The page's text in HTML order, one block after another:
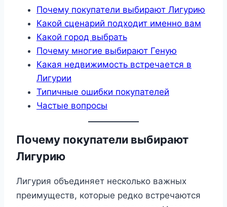
Почему покупатели выбирают Лигурию
Какой сценарий подходит именно вам
Какой город выбрать
Почему многие выбирают Геную
Какая недвижимость встречается в
Лигурии
Типичные ошибки покупателей
Частые вопросы
Почему покупатели выбирают
Лигурию
Лигурия объединяет несколько важных
преимуществ, которые редко встречаются